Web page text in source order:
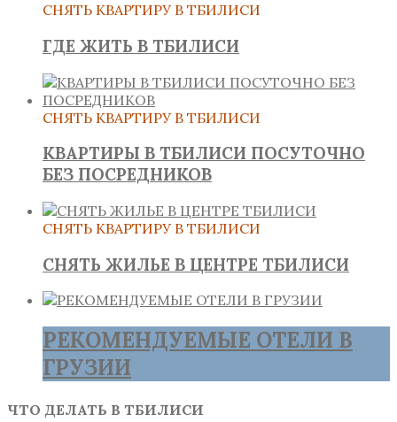
СНЯТЬ КВАРТИРУ В ТБИЛИСИ
ГДЕ ЖИТЬ В ТБИЛИСИ
СНЯТЬ КВАРТИРУ В ТБИЛИСИ
КВАРТИРЫ В ТБИЛИСИ ПОСУТОЧНО
БЕЗ ПОСРЕДНИКОВ
СНЯТЬ КВАРТИРУ В ТБИЛИСИ
СНЯТЬ ЖИЛЬЕ В ЦЕНТРЕ ТБИЛИСИ
РЕКОМЕНДУЕМЫЕ ОТЕЛИ В
ГРУЗИИ
ЧТО ДЕЛАТЬ В ТБИЛИСИ